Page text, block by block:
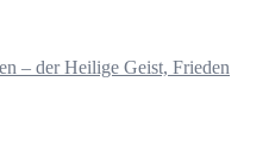
– der Heilige Geist, Frieden